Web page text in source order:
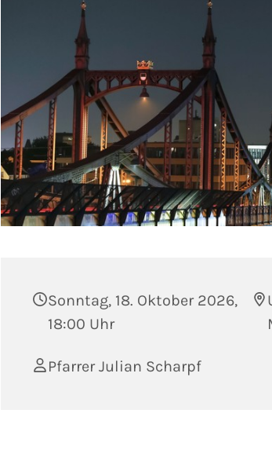
Sonntag, 18. Oktober 2026,
18:00 Uhr
Pfarrer Julian Scharpf